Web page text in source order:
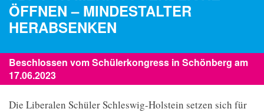
ÖFFNEN – MINDESTALTER
HERABSENKEN
Beschlossen vom Schülerkongress in Schönberg am
17.06.2023
Die Liberalen Schüler Schleswig-Holstein setzen sich für